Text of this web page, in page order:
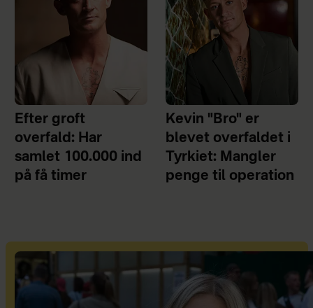
Efter groft
overfald: Har
samlet 100.000 ind
på få timer
Kevin "Bro" er
blevet overfaldet i
Tyrkiet: Mangler
penge til operation